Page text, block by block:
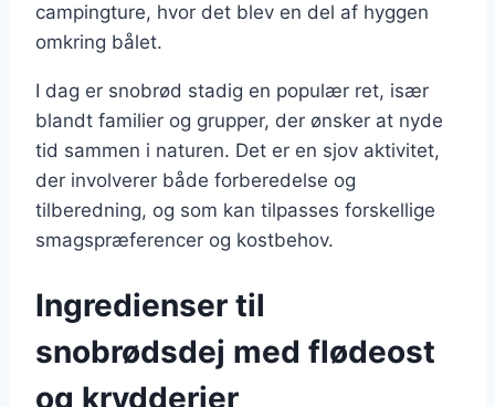
campingture, hvor det blev en del af hyggen
omkring bålet.
I dag er snobrød stadig en populær ret, især
blandt familier og grupper, der ønsker at nyde
tid sammen i naturen. Det er en sjov aktivitet,
der involverer både forberedelse og
tilberedning, og som kan tilpasses forskellige
smagspræferencer og kostbehov.
Ingredienser til
snobrødsdej med flødeost
og krydderier